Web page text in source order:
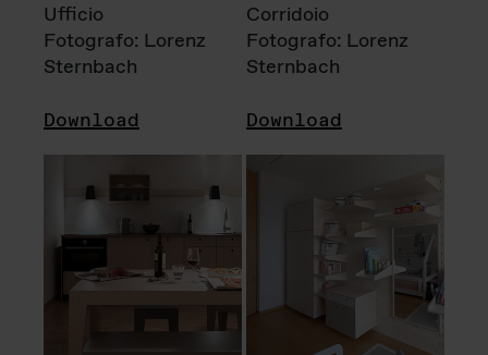
Ufficio
Fotografo: Lorenz
Sternbach
Download
Corridoio
Fotografo: Lorenz
Sternbach
Download